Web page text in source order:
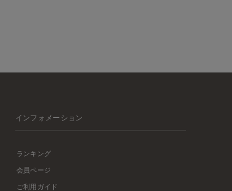
インフォメーション
ランキング
会員ページ
ご利用ガイド